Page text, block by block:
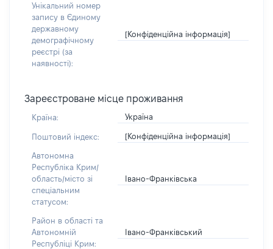
Унікальний номер
запису в Єдиному
державному
демографічному
реєстрі (за
наявності):
[Конфіденційна інформація]
Зареєстроване місце проживання
Країна: Україна
Поштовий індекс: [Конфіденційна інформація]
Автономна
Республіка Крим/
область/місто зі
спеціальним
статусом:
Івано-Франківська
Район в області та
Автономній
Республіці Крим:
Івано-Франківський